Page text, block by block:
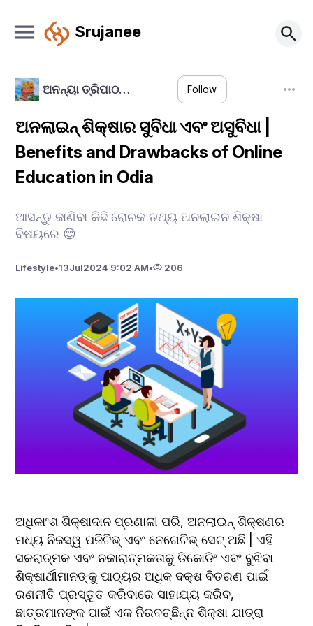
Srujanee
ଅନନ୍ୟା ତ୍ରିପାଠ… Follow
ଅନଲାଇନ୍ ଶିକ୍ଷାର ସୁବିଧା ଏବଂ ଅସୁବିଧା |
Benefits and Drawbacks of Online
Education in Odia
ଆସନ୍ତୁ ଜାଣିବା କିଛି ରୋଚକ ତଥ୍ୟ ଅନଲାଇନ ଶିକ୍ଷା
ବିଷୟରେ 😊
Lifestyle•13Jul2024 9:02 AM• 206
ଅଧିକାଂଶ ଶିକ୍ଷାଦାନ ପ୍ରଣାଳୀ ପରି, ଅନଲାଇନ୍ ଶିକ୍ଷଣର
ମଧ୍ୟ ନିଜସ୍ୱ ପଜିଟିଭ୍ ଏବଂ ନେଗେଟିଭ୍ ସେଟ୍ ଅଛି | ଏହି
ସକରାତ୍ମକ ଏବଂ ନକାରାତ୍ମକତାକୁ ଡିକୋଡିଂ ଏବଂ ବୁଝିବା
ଶିକ୍ଷାର୍ଥୀମାନଙ୍କୁ ପାଠ୍ୟର ଅଧିକ ଦକ୍ଷ ବିତରଣ ପାଇଁ
ରଣନୀତି ପ୍ରସ୍ତୁତ କରିବାରେ ସାହାଯ୍ୟ କରିବ,
ଛାତ୍ରମାନଙ୍କ ପାଇଁ ଏକ ନିରବଚ୍ଛିନ୍ନ ଶିକ୍ଷା ଯାତ୍ରା